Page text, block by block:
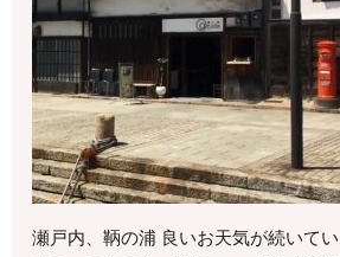
瀬戸内、鞆の浦 良いお天気が続いてい